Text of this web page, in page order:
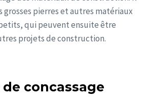
pierres et autres matériaux
qui peuvent ensuite être
projets de construction.
concassage